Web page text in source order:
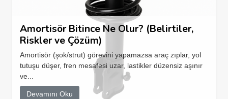
Amortisör Bitince Ne Olur? (Belirtiler,
Riskler ve Çözüm)
Amortisör (şok/strut) görevini yapamazsa araç zıplar, yol
tutuşu düşer, fren mesafesi uzar, lastikler düzensiz aşınır
ve...
Devamını Oku